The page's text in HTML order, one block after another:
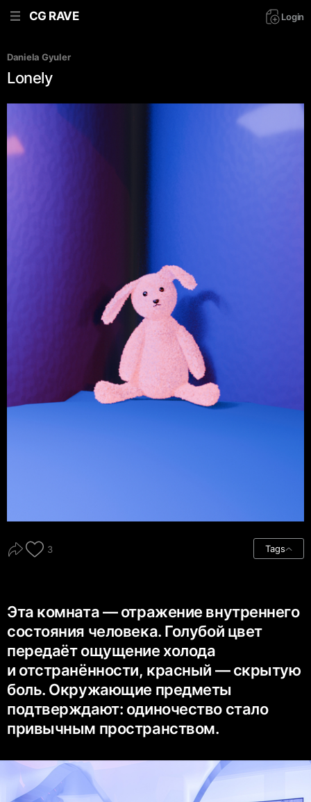
CG RAVE Login
Daniela Gyuler
Lonely
3 Tags
Эта комната — отражение внутреннего
состояния человека. Голубой цвет
передаёт ощущение холода
и отстранённости, красный — скрытую
боль. Окружающие предметы
подтверждают: одиночество стало
привычным пространством.